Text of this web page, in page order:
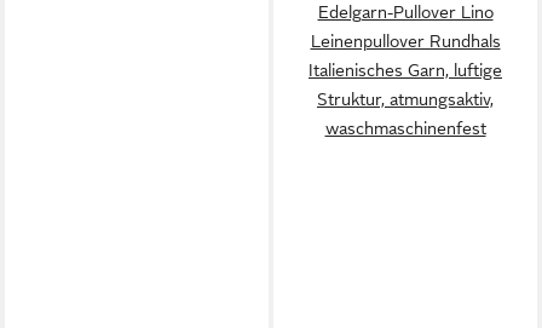
Edelgarn-Pullover Lino
Leinenpullover Rundhals
Italienisches Garn, luftige
Struktur, atmungsaktiv,
waschmaschinenfest